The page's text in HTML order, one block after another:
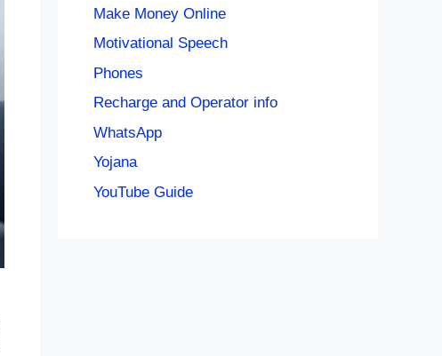
Make Money Online
Motivational Speech
Phones
Recharge and Operator info
WhatsApp
Yojana
YouTube Guide